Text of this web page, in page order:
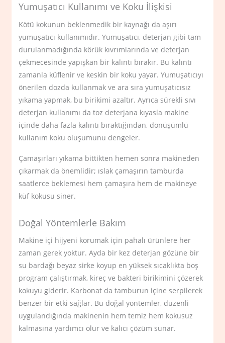
Yumuşatıcı Kullanımı ve Koku İlişkisi
Kötü kokunun beklenmedik bir kaynağı da aşırı
yumuşatıcı kullanımıdır. Yumuşatıcı, deterjan gibi tam
durulanmadığında körük kıvrımlarında ve deterjan
çekmecesinde yapışkan bir kalıntı bırakır. Bu kalıntı
zamanla küflenir ve keskin bir koku yayar. Yumuşatıcıyı
önerilen dozda kullanmak ve ara sıra yumuşatıcısız
yıkama yapmak, bu birikimi azaltır. Ayrıca sürekli sıvı
deterjan kullanımı da toz deterjana kıyasla makine
içinde daha fazla kalıntı bıraktığından, dönüşümlü
kullanım koku oluşumunu dengeler.
Çamaşırları yıkama bittikten hemen sonra makineden
çıkarmak da önemlidir; ıslak çamaşırın tamburda
saatlerce beklemesi hem çamaşıra hem de makineye
küf kokusu siner.
Doğal Yöntemlerle Bakım
Makine içi hijyeni korumak için pahalı ürünlere her
zaman gerek yoktur. Ayda bir kez deterjan gözüne bir
su bardağı beyaz sirke koyup en yüksek sıcaklıkta boş
program çalıştırmak, kireç ve bakteri birikimini çözerek
kokuyu giderir. Karbonat da tamburun içine serpilerek
benzer bir etki sağlar. Bu doğal yöntemler, düzenli
uygulandığında makinenin hem temiz hem kokusuz
kalmasına yardımcı olur ve kalıcı çözüm sunar.